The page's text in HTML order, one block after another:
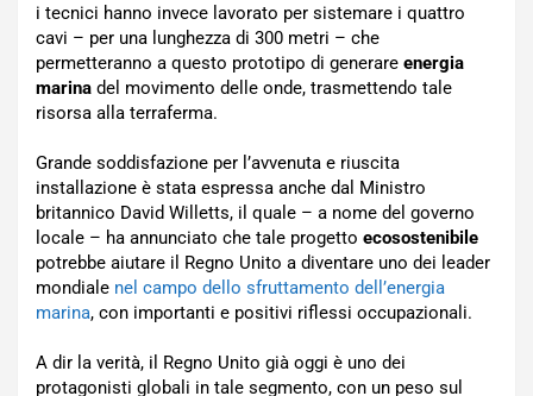
i tecnici hanno invece lavorato per sistemare i quattro
cavi – per una lunghezza di 300 metri – che
permetteranno a questo prototipo di generare energia
marina del movimento delle onde, trasmettendo tale
risorsa alla terraferma.
Grande soddisfazione per l’avvenuta e riuscita
installazione è stata espressa anche dal Ministro
britannico David Willetts, il quale – a nome del governo
locale – ha annunciato che tale progetto ecosostenibile
potrebbe aiutare il Regno Unito a diventare uno dei leader
mondiale nel campo dello sfruttamento dell’energia
marina, con importanti e positivi riflessi occupazionali.
A dir la verità, il Regno Unito già oggi è uno dei
protagonisti globali in tale segmento, con un peso sul